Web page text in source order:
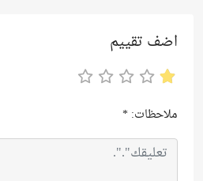
اضف تقييم
ملاحظات:*